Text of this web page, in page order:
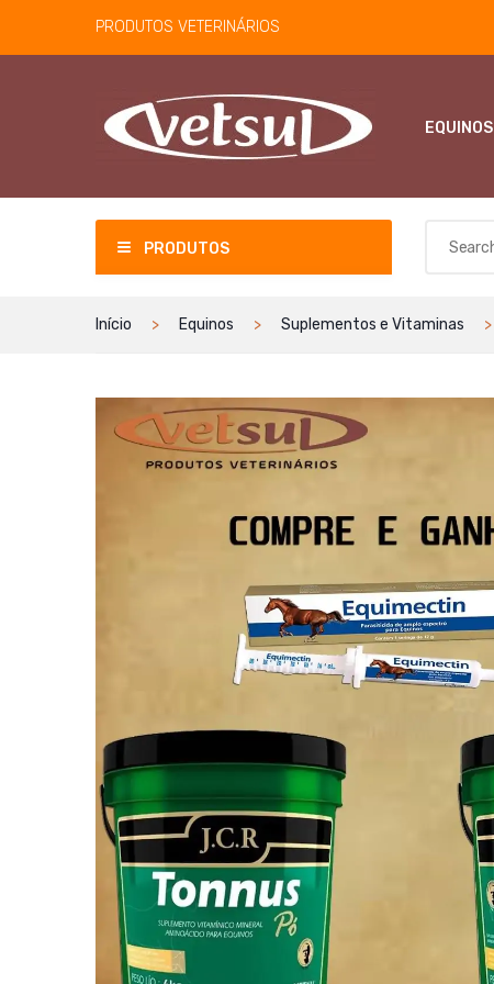
PRODUTOS VETERINÁRIOS
EQUINOS
PRODUTOS
Início Equinos Suplementos e Vitaminas